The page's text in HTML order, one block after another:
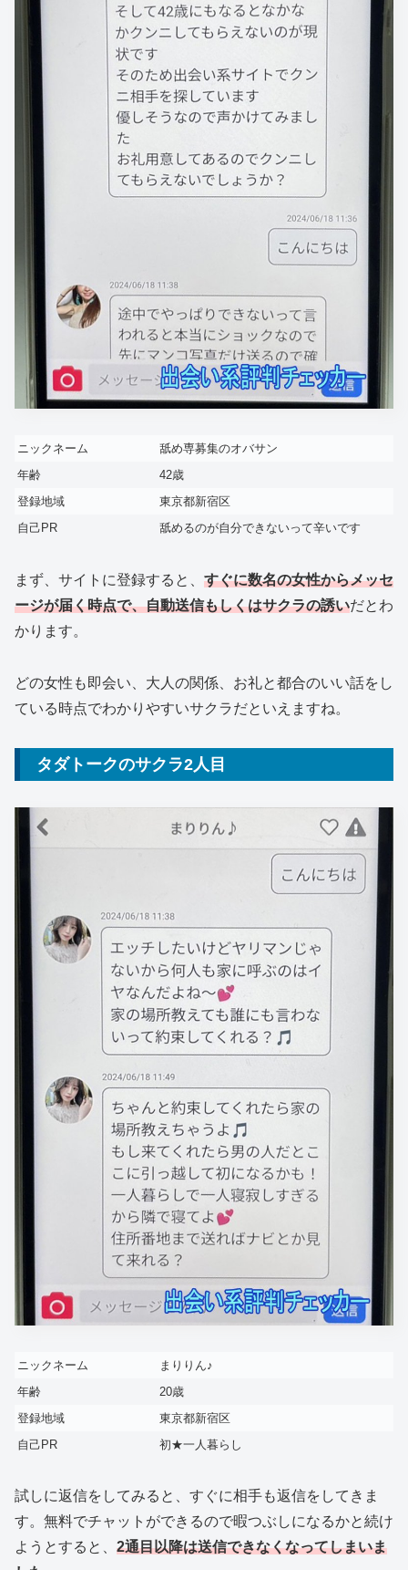
ニックネーム
舐め専募集のオバサン
年齢
42歳
登録地域
東京都新宿区
自己PR
舐めるのが自分できないって辛いです
まず、サイトに登録すると、 すぐに数名の女性からメッセ
ージが届く時点で、自動送信もしくはサクラの誘いだとわ
かります。
どの女性も即会い、大人の関係、お礼と都合のいい話をし
ている時点でわかりやすいサクラだといえますね。
タダトークのサクラ2人目
ニックネーム
まりりん♪
年齢
20歳
登録地域
東京都新宿区
自己PR
初★一人暮らし
試しに返信をしてみると、すぐに相手も返信をしてきま
す。無料でチャットができるので暇つぶしになるかと続け
ようとすると、 2通目以降は送信できなくなってしまいま